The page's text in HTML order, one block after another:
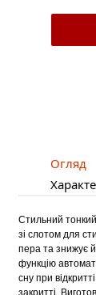
Огляд
Стильний
зі слотом для
пера та знижує
функцію
сну при
закритті.